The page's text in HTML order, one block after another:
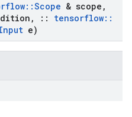
::Scope & scope ,
, :: tensorflow::
e)